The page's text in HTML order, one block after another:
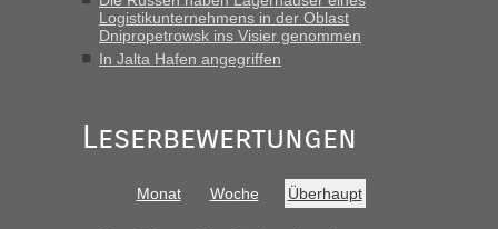
Berichte und Reisetipps • Re: An welchem
Grenzübergang zwischen Polen und der Ukraine geht es am
schnellsten?
schnell da auch Passagiere mit EU-Pass dabei waren“
Berichte und Reisetipps • Re: An welchem
Grenzübergang zwischen Polen und der Ukraine geht es am
Logistikunternehmens in der Oblast
Dnipropetrowsk ins Visier genommen
In Jalta Hafen angegriffen
Leserbewertungen
Monat Woche Überhaupt